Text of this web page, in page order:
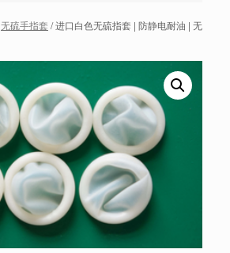
无硫手指套 / 进口白色无硫指套 | 防静电耐油 | 无